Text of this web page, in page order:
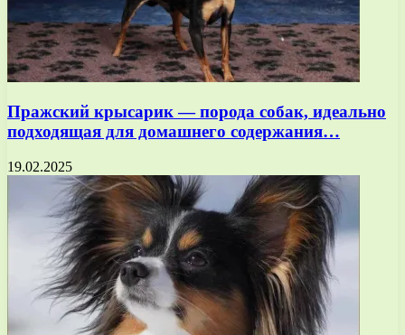
Пражский крысарик — порода собак, идеально
подходящая для домашнего содержания…
19.02.2025